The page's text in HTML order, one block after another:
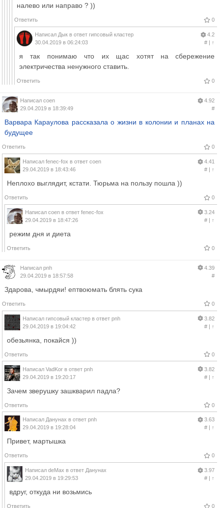
налево или направо ? ))
Ответить 0
Написал Дык в ответ гипсовый кластер
30.04.2019 в 06:24:03
4.2
#| ↑
я так понимаю что их щас хотят на сбережение
электричества ненужного ставить.
Ответить 0
Написал coen
29.04.2019 в 18:39:49
4.92
#
Варвара Караулова рассказала о жизни в колонии и планах на
будущее
Ответить 0
Написал fenec-fox в ответ coen
29.04.2019 в 18:43:46
4.41
#| ↑
Неплохо выглядит, кстати. Тюрьма на пользу пошла ))
Ответить 0
Написал coen в ответ fenec-fox
29.04.2019 в 18:47:26
3.24
#| ↑
режим дня и диета
Ответить 0
Написал pnh
29.04.2019 в 18:57:58
4.39
#
Здарова, чмырдяи! ептвоюмать блять сука
Ответить 0
Написал гипсовый кластер в ответ pnh
29.04.2019 в 19:04:42
3.82
#| ↑
обезьянка, покайся ))
Ответить 0
Написал VadKor в ответ pnh
29.04.2019 в 19:20:17
3.82
#| ↑
Зачем зверушку зашкварил падла?
Ответить 0
Написал Данунах в ответ pnh
29.04.2019 в 19:28:04
3.63
#| ↑
Привет, мартышка
Ответить 0
Написал deMax в ответ Данунах
29.04.2019 в 19:29:53
3.97
#| ↑
вдруг, откуда ни возьмись
Ответить 0